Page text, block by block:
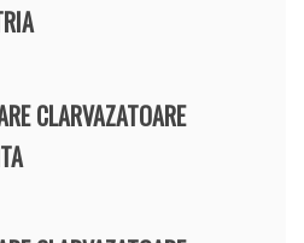
CLARVAZATOARE